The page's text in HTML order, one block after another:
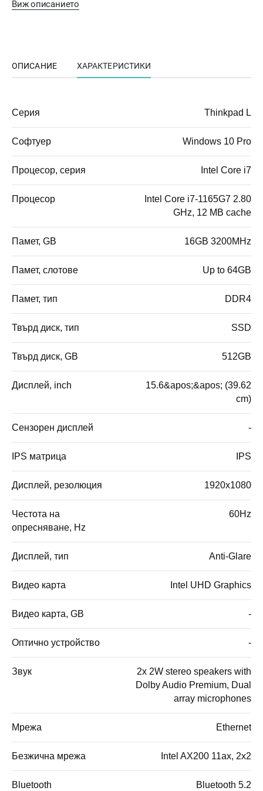
Виж описанието
ОПИСАНИЕ ХАРАКТЕРИСТИКИ
Серия Thinkpad L
Софтуер Windows 10 Pro
Процесор, серия Intel Core i7
Процесор
Intel Core i7-1165G7 2.80
GHz, 12 MB cache
Памет, GB 16GB 3200MHz
Памет, слотове Up to 64GB
Памет, тип DDR4
Твърд диск, тип SSD
Твърд диск, GB 512GB
Дисплей, inch
15.6&apos;&apos; (39.62
cm)
Сензорен дисплей -
IPS матрица IPS
Дисплей, резолюция 1920x1080
Честота на
опресняване, Hz
60Hz
Дисплей, тип Anti-Glare
Видео карта Intel UHD Graphics
Видео карта, GB -
Оптично устройство -
Звук
2x 2W stereo speakers with
Dolby Audio Premium, Dual
array microphones
Мрежа Ethernet
Безжична мрежа Intel AX200 11ax, 2x2
Bluetooth Bluetooth 5.2